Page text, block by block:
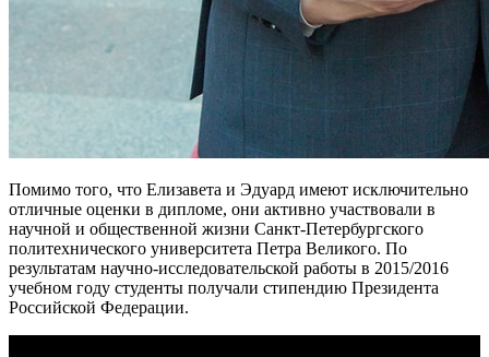
Помимо того, что Елизавета и Эдуард имеют исключительно
отличные оценки в дипломе, они активно участвовали в
научной и общественной жизни Санкт-Петербургского
политехнического университета Петра Великого. По
результатам научно-исследовательской работы в 2015/2016
учебном году студенты получали стипендию Президента
Российской Федерации.